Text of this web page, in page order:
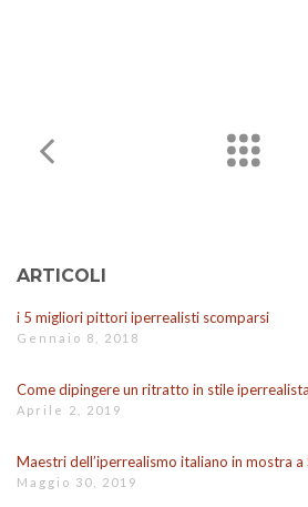
ARTICOLI
i 5 migliori pittori iperrealisti scomparsi
Gennaio 8, 2018
Come dipingere un ritratto in stile iperrealista
Aprile 2, 2019
Maestri dell’iperrealismo italiano in mostra a
Maggio 30, 2019